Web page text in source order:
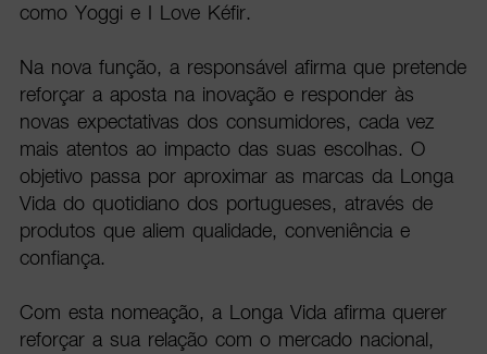
como Yoggi e I Love Kéfir.
Na nova função, a responsável afirma que pretende
reforçar a aposta na inovação e responder às
novas expectativas dos consumidores, cada vez
mais atentos ao impacto das suas escolhas. O
objetivo passa por aproximar as marcas da Longa
Vida do quotidiano dos portugueses, através de
produtos que aliem qualidade, conveniência e
confiança.
Com esta nomeação, a Longa Vida afirma querer
reforçar a sua relação com o mercado nacional,